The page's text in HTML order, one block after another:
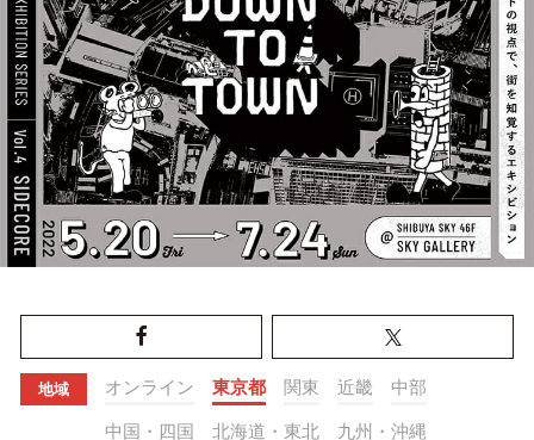
地域 オンライン 東京都 関東 近畿 中部
中国・四国 北海道・東北 九州・沖縄